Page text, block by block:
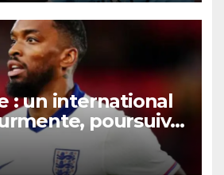
: un international
poursuivi
présumée
en boîte